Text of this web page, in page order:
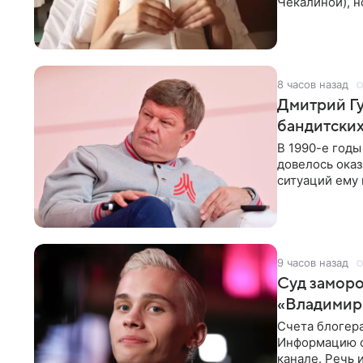
8 часов назад
Дмитрий
В 1990-е
довелось
ситуаций ему
9 часов назад
Суд
Счета
Информацию
канале. Речь